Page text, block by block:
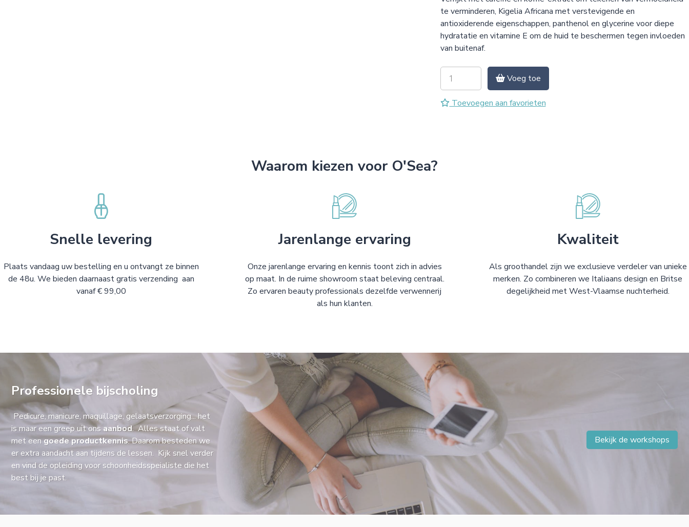
te verminderen, Kigelia Africana met verstevigende en
antioxiderende eigenschappen, panthenol en glycerine voor diepe
hydratatie en vitamine E om de huid te beschermen tegen invloeden
van buitenaf.
Voeg toe
Toevoegen aan favorieten
Waarom kiezen voor O'Sea?
Snelle levering
Plaats vandaag uw bestelling en u ontvangt ze binnen
de 48u. We bieden daarnaast gratis verzending aan
vanaf € 99,00
Jarenlange ervaring
Onze jarenlange ervaring en kennis toont zich in advies
op maat. In de ruime showroom staat beleving centraal.
Zo ervaren beauty professionals dezelfde verwennerij
als hun klanten.
Kwaliteit
Als groothandel zijn we exclusieve verdeler van unieke
merken. Zo combineren we Italiaans design en Britse
degelijkheid met West-Vlaamse nuchterheid.
Professionele bijscholing
Pedicure, manicure, maquillage, gelaatsverzorging... het
is maar een greep uit ons aanbod. Alles staat of valt
met eengoede productkennis. Daarom besteden we
er extra aandacht aan tijdens de lessen. Kijk snel verder
en vind de opleiding voor schoonheidsspeialiste die het
best bij je past.
Bekijk de workshops